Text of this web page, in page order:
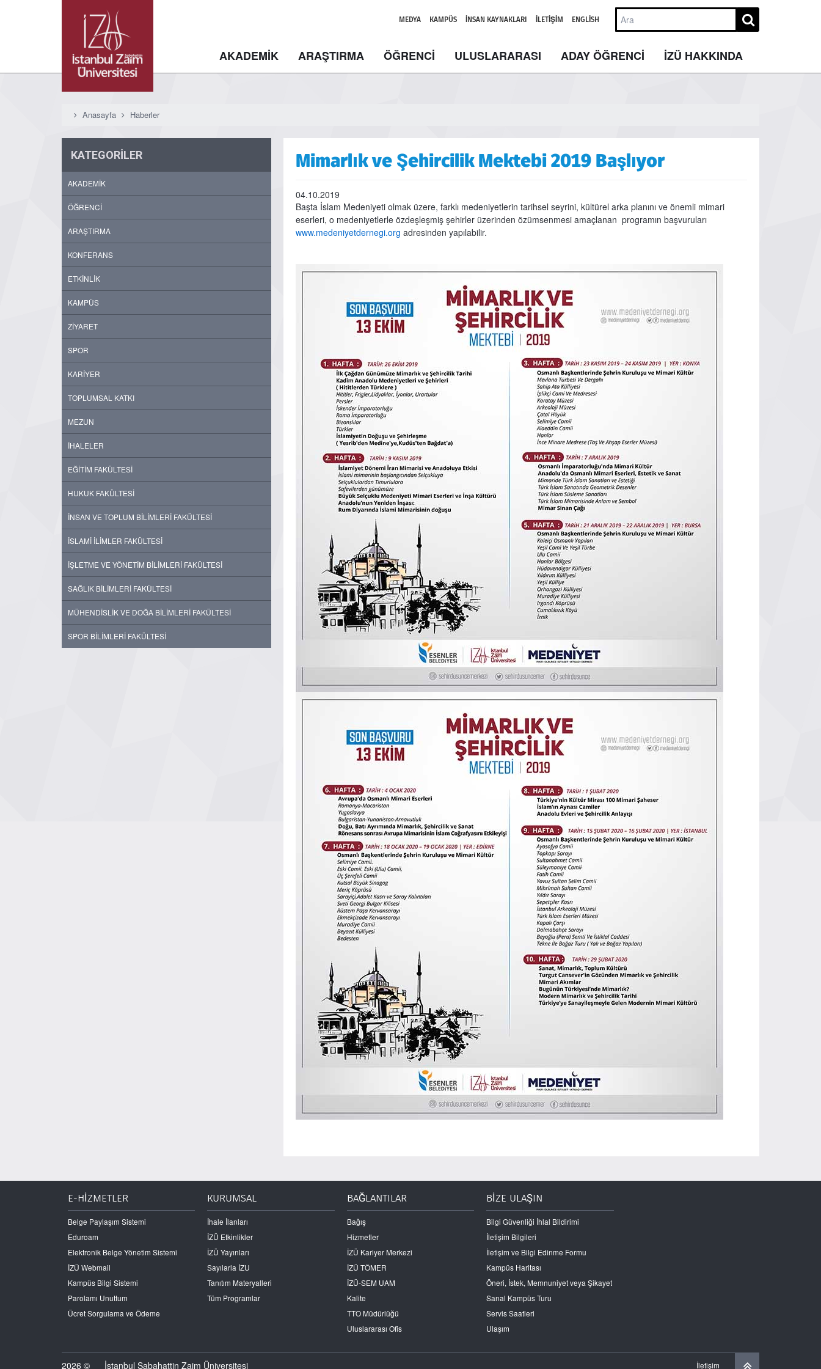
MEDYA KAMPÜS İNSAN KAYNAKLARI İLETIŞIM ENGLISH
AKADEMİK ARAŞTIRMA ÖĞRENCİ ULUSLARARASI ADAY ÖĞRENCİ İZÜ HAKKINDA
Anasayfa Haberler
KATEGORİLER
AKADEMİK
ÖĞRENCİ
ARAŞTIRMA
KONFERANS
ETKİNLİK
KAMPÜS
ZİYARET
SPOR
KARİYER
TOPLUMSAL KATKI
MEZUN
İHALELER
EĞİTİM FAKÜLTESİ
HUKUK FAKÜLTESİ
İNSAN VE TOPLUM BİLİMLERİ FAKÜLTESİ
İSLAMİ İLİMLER FAKÜLTESİ
İŞLETME VE YÖNETİM BİLİMLERİ FAKÜLTESİ
SAĞLIK BİLİMLERİ FAKÜLTESİ
MÜHENDİSLİK VE DOĞA BİLİMLERİ FAKÜLTESİ
SPOR BİLİMLERİ FAKÜLTESİ
Mimarlık ve Şehircilik Mektebi 2019 Başlıyor
04.10.2019
Başta İslam Medeniyeti olmak üzere, farklı medeniyetlerin tarihsel seyrini, kültürel arka planını ve önemli mimari
eserleri, o medeniyetlerle özdeşleşmiş şehirler üzerinden özümsenmesi amaçlanan programın başvuruları
www.medeniyetdernegi.org adresinden yapılabilir.
E-HİZMETLER
Belge Paylaşım Sistemi
Eduroam
Elektronik Belge Yönetim Sistemi
İZÜ Webmail
Kampüs Bilgi Sistemi
Parolamı Unuttum
Ücret Sorgulama ve Ödeme
KURUMSAL
İhale İlanları
İZÜ Etkinlikler
İZÜ Yayınları
Sayılarla İZU
Tanıtım Materyalleri
Tüm Programlar
BAĞLANTILAR
Bağış
Hizmetler
İZÜ Kariyer Merkezi
İZÜ TÖMER
İZÜ-SEM UAM
Kalite
TTO Müdürlüğü
Uluslararası Ofis
BİZE ULAŞIN
Bilgi Güvenliği İhlal Bildirimi
İletişim Bilgileri
İletişim ve Bilgi Edinme Formu
Kampüs Haritası
Öneri, İstek, Memnuniyet veya Şikayet
Sanal Kampüs Turu
Servis Saatleri
Ulaşım
2026 © İstanbul Sabahattin Zaim Üniversitesi İletişim